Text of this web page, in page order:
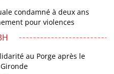
condamné à deux ans
pour violences
au Porge après le